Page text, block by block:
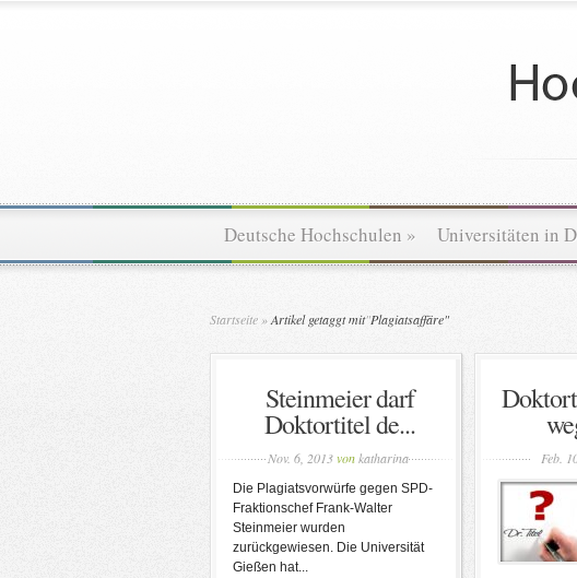
Deutsche Hochschulen » Universitäten in
Startseite »Artikel getaggt mit"Plagiatsaffäre"
Steinmeier darf
Doktortitel de...
Nov. 6, 2013von katharina
Die Plagiatsvorwürfe gegen SPD-
Fraktionschef Frank-Walter
Steinmeier wurden
zurückgewiesen. Die Universität
Gießen hat...
Feb.